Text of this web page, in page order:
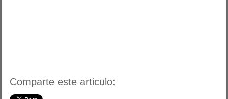
Comparte este articulo: